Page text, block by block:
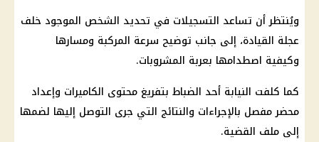
ويُنتظر أن تساعد التسجيلات في تحديد الشخص الموجود خلف
عجلة القيادة، إلى جانب توضيح سرعة المركبة ومسارها
وكيفية اصطدامها بعربة المشروبات.
كما كلفت النيابة أحد الضباط بتفريغ محتوى الكاميرات وإعداد
محضر مفصل بالإجراءات والنتائج التي جرى التوصل إليها لضمها
إلى ملف القضية.